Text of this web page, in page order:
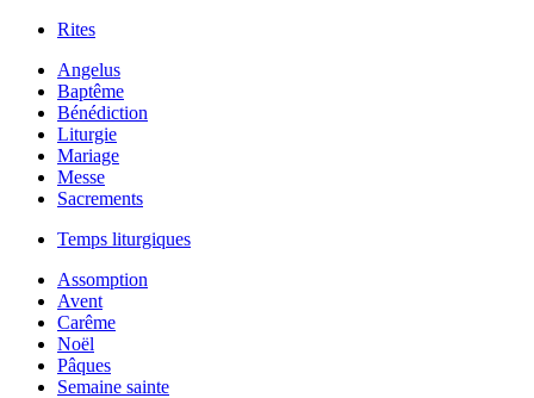
Rites
Angelus
Baptême
Bénédiction
Liturgie
Mariage
Messe
Sacrements
Temps liturgiques
Assomption
Avent
Carême
Noël
Pâques
Semaine sainte